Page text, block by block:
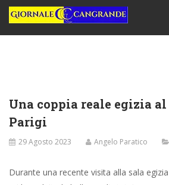
Una coppia reale egizia
Parigi
29 Agosto 2023 Angelo Paratico
Durante una recente visita alla sala